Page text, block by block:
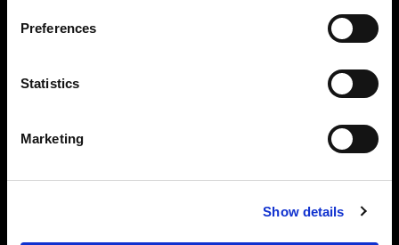
Preferences
Statistics
Marketing
Show details
レディースレッグセットにはハイウエストとロー
ウエストがあり、幅広いファッションスタイルを
撮影できます。ジーンズ、パンツ、スカートのス
タイリングが簡単にできるように、マネキンレッ
り、キャディーに設置したりできます。